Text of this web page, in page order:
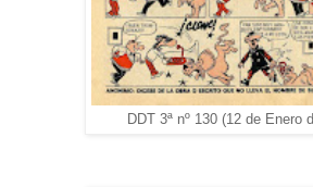
DDT 3ª nº 130 (12 de Enero